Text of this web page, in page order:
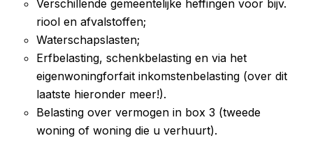
Verschillende gemeentelijke heffingen voor bijv.
riool en afvalstoffen;
Waterschapslasten;
Erfbelasting, schenkbelasting en via het
eigenwoningforfait inkomstenbelasting (over dit
laatste hieronder meer!).
Belasting over vermogen in box 3 (tweede
woning of woning die u verhuurt).